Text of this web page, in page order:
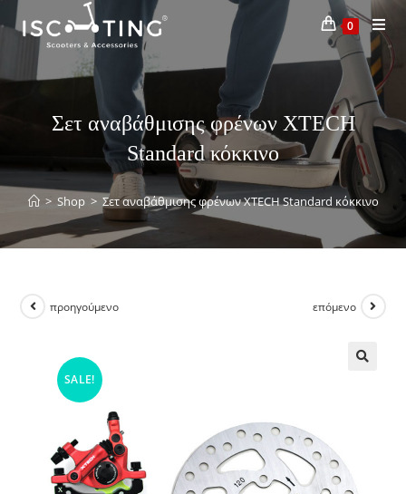
0
Σετ αναβάθμισης φρένων XTECH
Standard κόκκινο
> Shop > Σετ αναβάθμισης φρένων XTECH Standard κόκκινο
SALE!
προηγούμενο επόμενο